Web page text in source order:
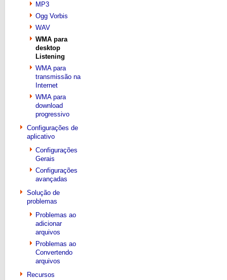
MP3
Ogg Vorbis
WAV
WMA para
desktop
Listening
WMA para
transmissão na
Internet
WMA para
download
progressivo
Configurações de
aplicativo
Configurações
Gerais
Configurações
avançadas
Solução de
problemas
Problemas ao
adicionar
arquivos
Problemas ao
Convertendo
arquivos
Recursos